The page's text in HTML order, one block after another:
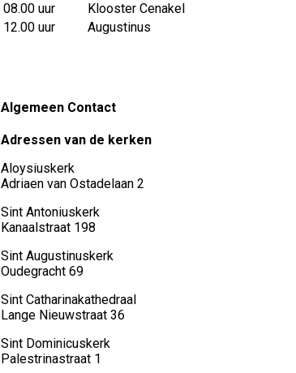
08.00 uur
Klooster Cenakel
12.00 uur
Augustinus
Algemeen Contact
Adressen van de kerken
Aloysiuskerk
Adriaen van Ostadelaan 2
Sint Antoniuskerk
Kanaalstraat 198
Sint Augustinuskerk
Oudegracht 69
Sint Catharinakathedraal
Lange Nieuwstraat 36
Sint Dominicuskerk
Palestrinastraat 1